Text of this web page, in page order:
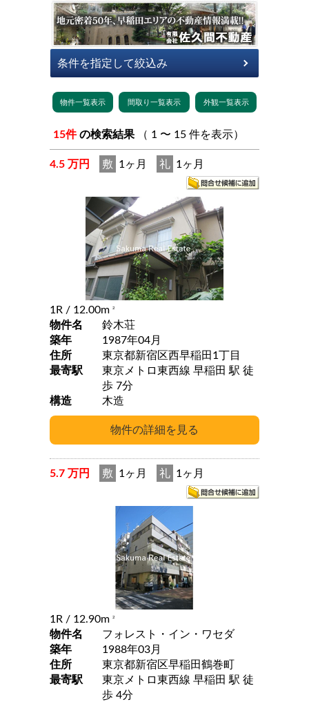
15件 の検索結果 （ 1 〜 15 件を表示）
4.5 万円 敷 1ヶ月 礼 1ヶ月
1R / 12.00m 2
物件名
鈴木荘
築年
1987年04月
住所
東京都新宿区西早稲田1丁目
最寄駅
東京メトロ東西線 早稲田 駅 徒
歩 7分
構造
木造
5.7 万円 敷 1ヶ月 礼 1ヶ月
1R / 12.90m 2
物件名
フォレスト・イン・ワセダ
築年
1988年03月
住所
東京都新宿区早稲田鶴巻町
最寄駅
東京メトロ東西線 早稲田 駅 徒
歩 4分